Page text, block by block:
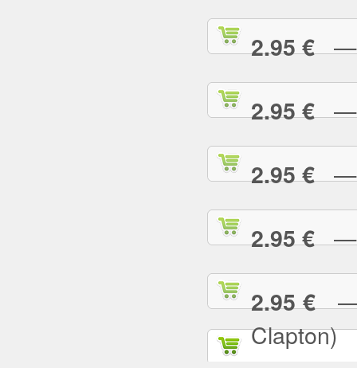
2.95 €—
2.95 €—
2.95 €—
2.95 €—
2.95 €—
Clapton)